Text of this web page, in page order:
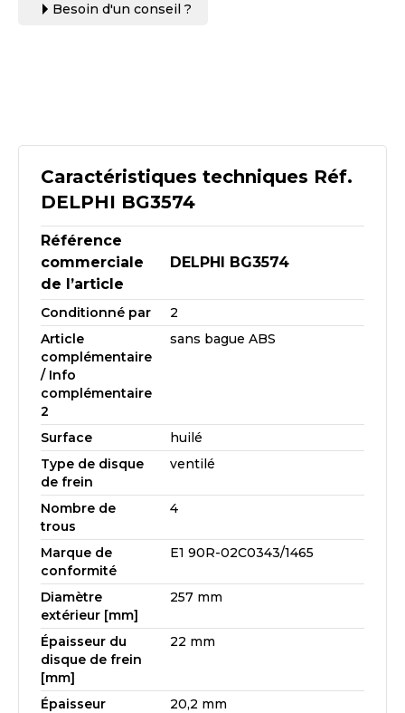
Caractéristiques techniques Réf.
DELPHI BG3574
Référence
commerciale
de l’article
DELPHI BG3574
Conditionné par
2
Article
complémentaire
/ Info
complémentaire
2
sans bague ABS
Surface
huilé
Type de disque
de frein
ventilé
Nombre de
trous
4
Marque de
conformité
E1 90R-02C0343/1465
Diamètre
extérieur [mm]
257 mm
Épaisseur du
disque de frein
[mm]
22 mm
Épaisseur
20,2 mm
Besoin d'un conseil ?